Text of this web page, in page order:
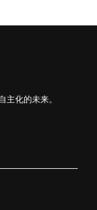
化的未来。